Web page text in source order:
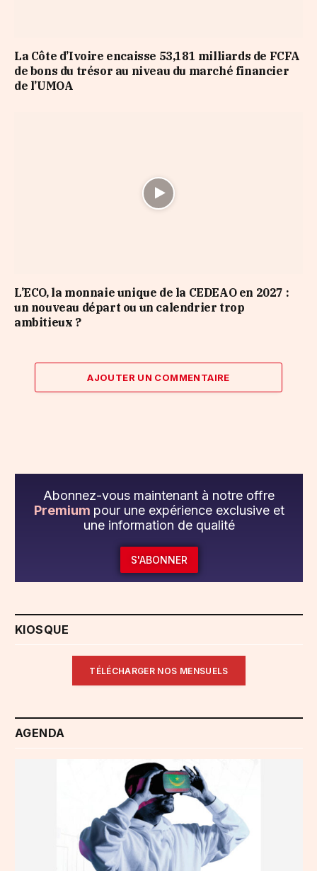
La Côte d’Ivoire encaisse 53,181 milliards de FCFA
de bons du trésor au niveau du marché financier
de l’UMOA
L’ECO, la monnaie unique de la CEDEAO en 2027 :
un nouveau départ ou un calendrier trop
ambitieux ?
AJOUTER UN COMMENTAIRE
Abonnez-vous maintenant à notre offre
Premium pour une expérience exclusive et
une information de qualité
S'ABONNER
KIOSQUE
TÉLÉCHARGER NOS MENSUELS
AGENDA